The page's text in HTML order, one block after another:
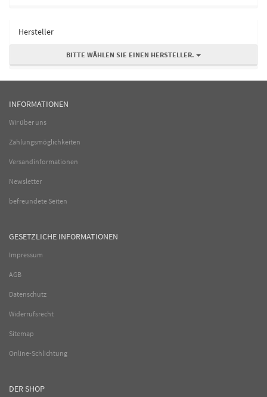
Hersteller
BITTE WÄHLEN SIE EINEN HERSTELLER.
INFORMATIONEN
Wir über uns
Zahlungsmöglichkeiten
Versandinformationen
Newsletter
befreundete Seiten
GESETZLICHE INFORMATIONEN
Impressum
AGB
Datenschutz
Widerrufsrecht
Sitemap
Online-Schlichtung
DER SHOP